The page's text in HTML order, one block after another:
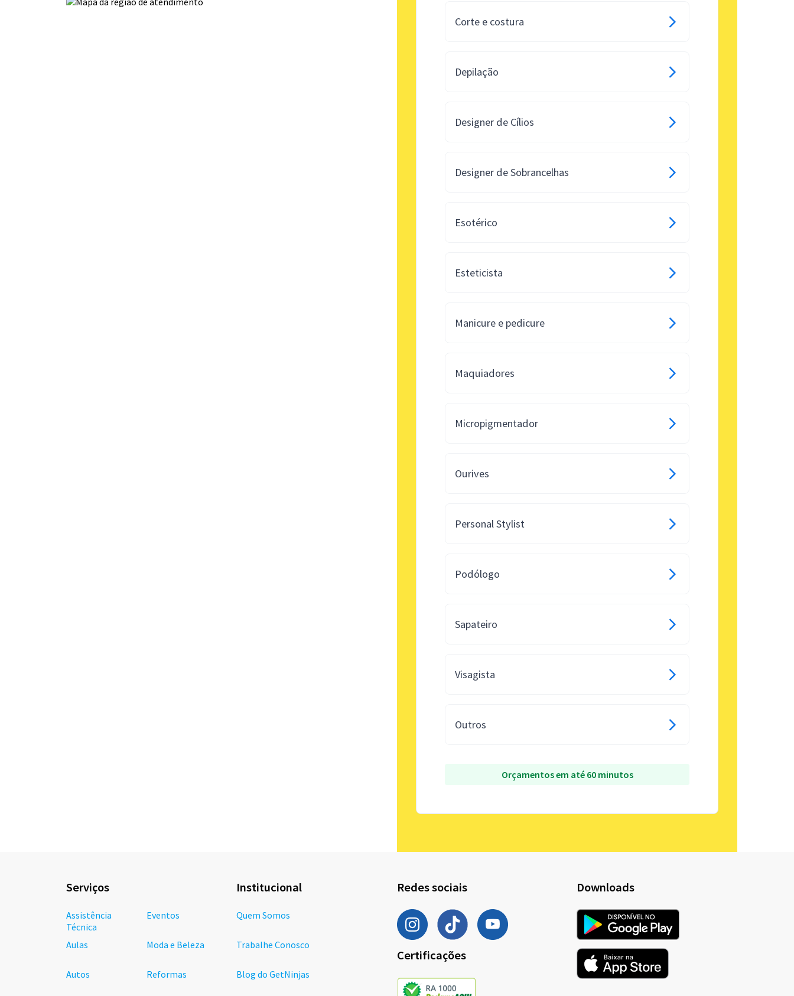
Corte e costura
Depilação
Designer de Cílios
Designer de Sobrancelhas
Esotérico
Esteticista
Manicure e pedicure
Maquiadores
Micropigmentador
Ourives
Personal Stylist
Podólogo
Sapateiro
Visagista
Outros
Orçamentos em até 60 minutos
Serviços
Assistência
Técnica
Aulas
Autos
Eventos
Moda e Beleza
Reformas
Institucional
Quem Somos
Trabalhe Conosco
Blog do GetNinjas
Redes sociais
Certificações
Downloads